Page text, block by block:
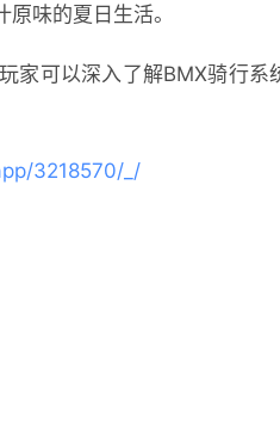
味的夏日生活。
家可以深入了解BMX骑行系
3218570/_/